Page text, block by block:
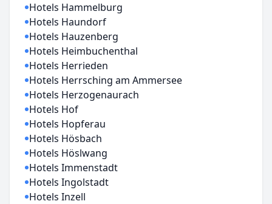
Hotels Hammelburg
Hotels Haundorf
Hotels Hauzenberg
Hotels Heimbuchenthal
Hotels Herrieden
Hotels Herrsching am Ammersee
Hotels Herzogenaurach
Hotels Hof
Hotels Hopferau
Hotels Hösbach
Hotels Höslwang
Hotels Immenstadt
Hotels Ingolstadt
Hotels Inzell